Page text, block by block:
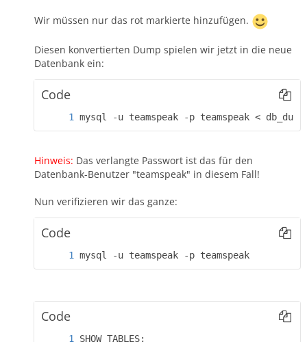
Wir müssen nur das rot markierte hinzufügen.
Diesen konvertierten Dump spielen wir jetzt in die neue
Datenbank ein:
Code
mysql -u teamspeak -p teamspeak <
Hinweis: Das verlangte Passwort ist das für den
Datenbank-Benutzer "teamspeak" in diesem Fall!
Nun verifizieren wir das ganze:
Code
mysql -u teamspeak -p teamspeak
Code
SHOW TABLES;